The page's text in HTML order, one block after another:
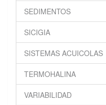
SEDIMENTOS
SICIGIA
SISTEMAS ACUICOLAS
TERMOHALINA
VARIABILIDAD